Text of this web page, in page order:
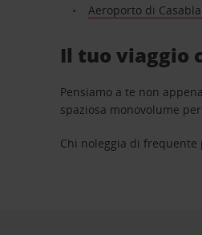
Aeroporto di
Il tuo viaggio
Pensiamo a te non
spaziosa monovolume
Chi noleggia di